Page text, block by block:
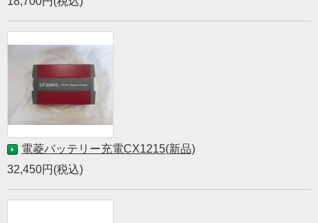
電菱バッテリー充電CX1215(新品)
32,450円(税込)